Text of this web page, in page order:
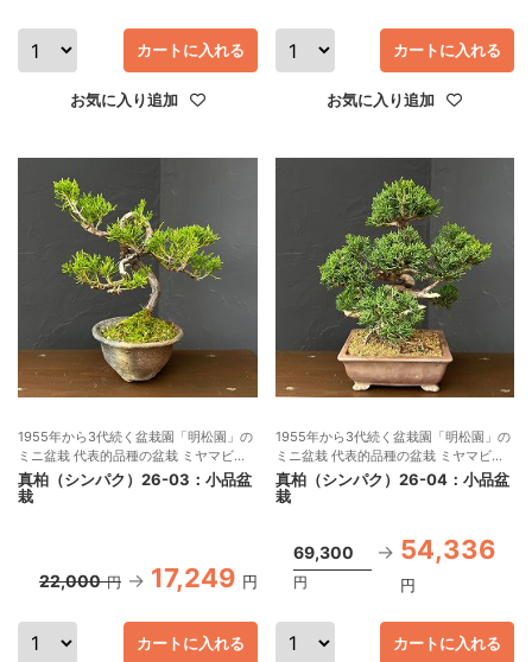
カートに入れる
お気に入り追加
カートに入れる
お気に入り追加
1955年から3代続く盆栽園「明松園」の
ミニ盆栽 代表的品種の盆栽 ミヤマビャ
クシン 現品販売
真柏（シンパク）26-03：小品盆
栽
22,000 円 17,249 円
カートに入れる
1955年から3代続く盆栽園「明松園」の
ミニ盆栽 代表的品種の盆栽 ミヤマビャ
クシン 現品販売
真柏（シンパク）26-04：小品盆
栽
69,300
円
54,336
円
カートに入れる